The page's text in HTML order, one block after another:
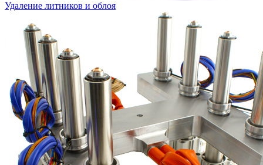
Удаление литников и облоя